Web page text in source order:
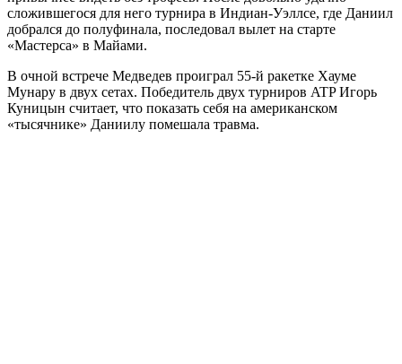
сложившегося для него турнира в Индиан-Уэллсе, где Даниил
добрался до полуфинала, последовал вылет на старте
«Мастерса» в Майами.
В очной встрече Медведев проиграл 55-й ракетке Хауме
Мунару в двух сетах. Победитель двух турниров ATP Игорь
Куницын считает, что показать себя на американском
«тысячнике» Даниилу помешала травма.